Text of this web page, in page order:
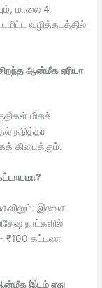
மாலை 4
வழித்தடத்தில்
ஆன்மீக ஏரியா
மிகச்
நடுத்தர
கிடைக்கும்.
‘இலவச
நாட்களில்
– ₹100 கட்டண
இடம் எது